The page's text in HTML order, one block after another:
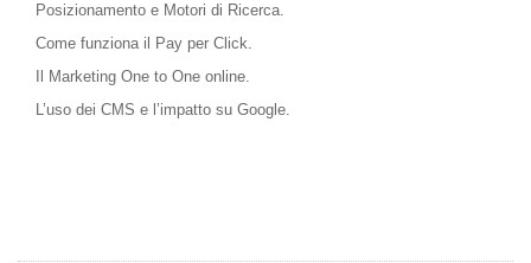
Posizionamento e Motori di Ricerca.
Come funziona il Pay per Click.
Il Marketing One to One online.
L’uso dei CMS e l’impatto su Google.